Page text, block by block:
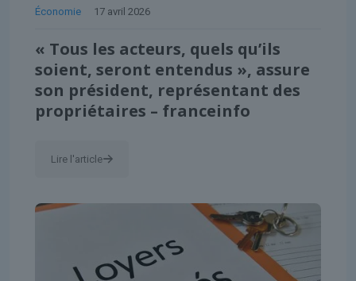
Économie 17 avril 2026
« Tous les acteurs, quels qu’ils
soient, seront entendus », assure
son président, représentant des
propriétaires – franceinfo
Lire l'article